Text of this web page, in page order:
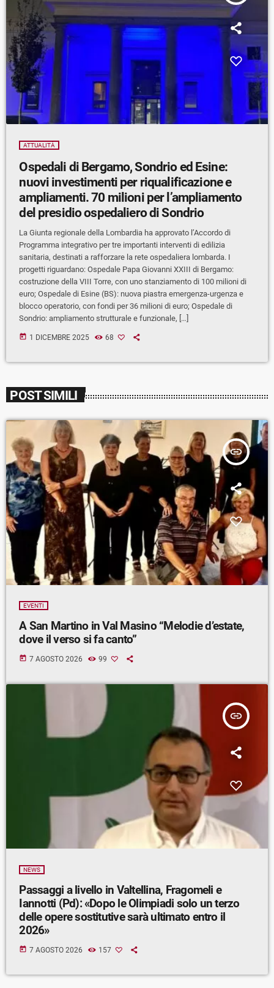
ATTUALITÀ
Ospedali di Bergamo, Sondrio ed Esine:
nuovi investimenti per riqualificazione e
ampliamenti. 70 milioni per l’ampliamento
del presidio ospedaliero di Sondrio
La Giunta regionale della Lombardia ha approvato l’Accordo di
Programma integrativo per tre importanti interventi di edilizia
sanitaria, destinati a rafforzare la rete ospedaliera lombarda. I
progetti riguardano: Ospedale Papa Giovanni XXIII di Bergamo:
costruzione della VIII Torre, con uno stanziamento di 100 milioni di
euro; Ospedale di Esine (BS): nuova piastra emergenza-urgenza e
blocco operatorio, con fondi per 36 milioni di euro; Ospedale di
Sondrio: ampliamento strutturale e funzionale, […]
today 1 DICEMBRE 2025 68
POST SIMILI
insert_link
EVENTI
A San Martino in Val Masino “Melodie d’estate,
dove il verso si fa canto”
today 7 AGOSTO 2026 99
insert_link
NEWS
Passaggi a livello in Valtellina, Fragomeli e
Iannotti (Pd): «Dopo le Olimpiadi solo un terzo
delle opere sostitutive sarà ultimato entro il
2026»
today 7 AGOSTO 2026 157